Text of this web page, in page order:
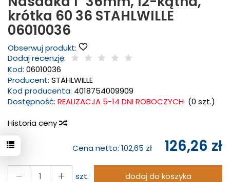
krótka 60 36 STAHLWILLE
06010036
Obserwuj produkt:
Dodaj recenzję:
Kod: 06010036
Producent: STAHLWILLE
Kod producenta: 4018754009909
Dostępność: REALIZACJA 5-14 DNI ROBOCZYCH (0 szt.)
Historia ceny
Cena netto: 102,65 zł 126,26 zł
szt.
dodaj do koszyka